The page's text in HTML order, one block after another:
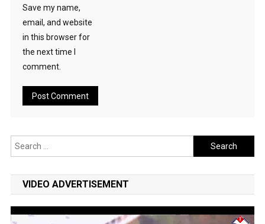
Save my name,
email, and website
in this browser for
the next time I
comment.
Search
for:
VIDEO ADVERTISEMENT
Video